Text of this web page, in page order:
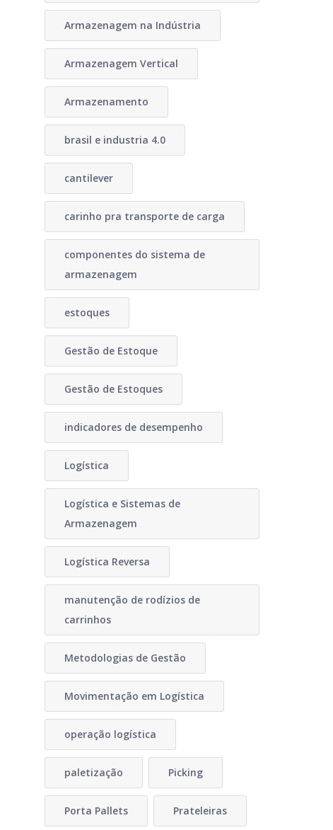
Armazenagem na Indústria
Armazenagem Vertical
Armazenamento
brasil e industria 4.0
cantilever
carinho pra transporte de carga
componentes do sistema de
armazenagem
estoques
Gestão de Estoque
Gestão de Estoques
indicadores de desempenho
Logística
Logística e Sistemas de
Armazenagem
Logística Reversa
manutenção de rodízios de
carrinhos
Metodologias de Gestão
Movimentação em Logística
operação logística
paletização Picking
Porta Pallets Prateleiras